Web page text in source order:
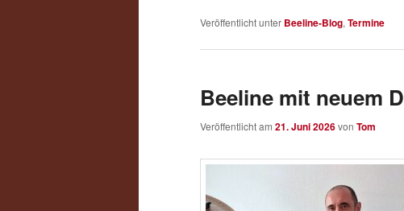
Veröffentlicht unter Beeline-Blog, Termine
Beeline mit neuem
Veröffentlicht am 21. Juni 2026von Tom